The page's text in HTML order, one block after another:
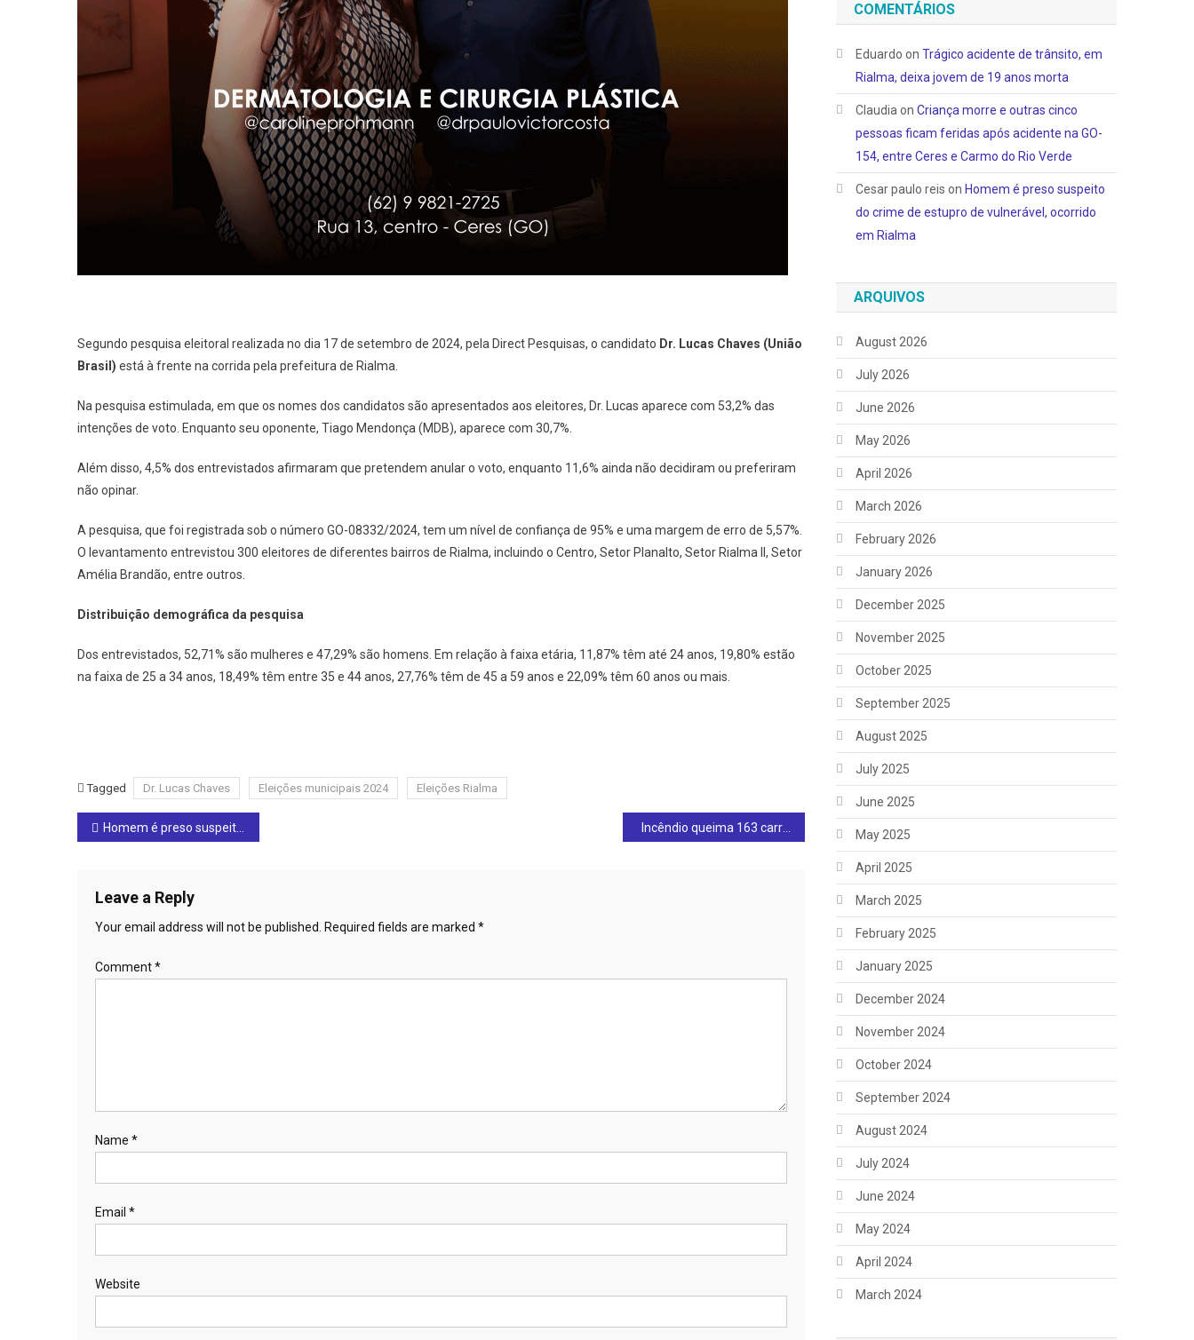
Segundo pesquisa eleitoral realizada no dia 17 de setembro de 2024, pela Direct Pesquisas, o candidato Dr. Lucas Chaves (União
Brasil) está à frente na corrida pela prefeitura de Rialma.
Na pesquisa estimulada, em que os nomes dos candidatos são apresentados aos eleitores, Dr. Lucas aparece com 53,2% das
intenções de voto. Enquanto seu oponente, Tiago Mendonça (MDB), aparece com 30,7%.
Além disso, 4,5% dos entrevistados afirmaram que pretendem anular o voto, enquanto 11,6% ainda não decidiram ou preferiram
não opinar.
A pesquisa, que foi registrada sob o número GO-08332/2024, tem um nível de confiança de 95% e uma margem de erro de 5,57%.
O levantamento entrevistou 300 eleitores de diferentes bairros de Rialma, incluindo o Centro, Setor Planalto, Setor Rialma II, Setor
Amélia Brandão, entre outros.
Distribuição demográfica da pesquisa
Dos entrevistados, 52,71% são mulheres e 47,29% são homens. Em relação à faixa etária, 11,87% têm até 24 anos, 19,80% estão
na faixa de 25 a 34 anos, 18,49% têm entre 35 e 44 anos, 27,76% têm de 45 a 59 anos e 22,09% têm 60 anos ou mais.
Tagged Dr. Lucas Chaves Eleições municipais 2024 Eleições Rialma
Post
Homem é preso suspeito de tentativa de homicídio em Carmo do Rio Verde Incêndio queima 163 carros em pátio de garagem municipal em Goiânia: veja o vídeo
Leave a Reply
Your email address will not be published. Required fields are marked *
Comment*
Name *
Email *
Website
COMENTÁRIOS
Eduardo onTrágico acidente de trânsito, em
Rialma, deixa jovem de 19 anos morta
ClaudiaonCriança morre e outras cinco
pessoas ficam feridas após acidente na GO-
154, entre Ceres e Carmo do Rio Verde
Cesar paulo reis on Homem é preso suspeito
do crime de estupro de vulnerável, ocorrido
em Rialma
ARQUIVOS
August 2026
July 2026
June 2026
May 2026
April 2026
March 2026
February 2026
January 2026
December 2025
November 2025
October 2025
September 2025
August 2025
July 2025
June 2025
May 2025
April 2025
March 2025
February 2025
January 2025
December 2024
November 2024
October 2024
September 2024
August 2024
July 2024
June 2024
May 2024
April 2024
March 2024